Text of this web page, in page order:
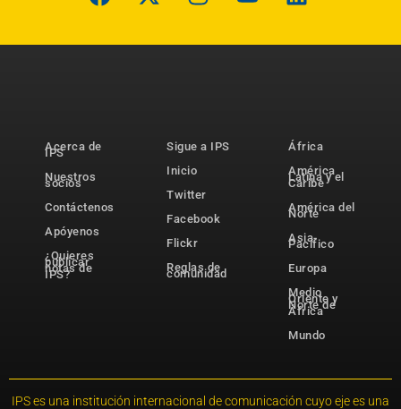
Acerca de
IPS
Nuestros
socios
Contáctenos
Apóyenos
¿Quieres
publicar
notas de
IPS?
Sigue a IPS
Inicio
Twitter
Facebook
Flickr
Reglas de
comunidad
África
América
Latina y el
Caribe
América del
Norte
Asia-
Pacífico
Europa
Medio
Oriente y
Norte de
África
Mundo
IPS es una institución internacional de comunicación cuyo eje es una